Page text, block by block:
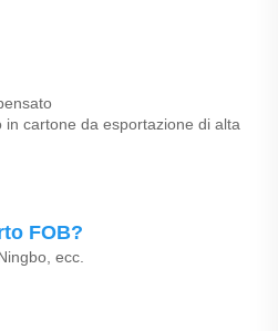
cartone da esportazione di alta
FOB?
ecc.